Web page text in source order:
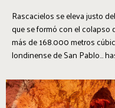
Rascacielos se eleva justo
que se formó con el colapso
más de 168.000 metros
londinense de San Pablo...